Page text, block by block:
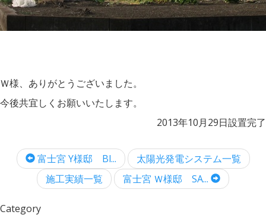
Ｗ様、ありがとうございました。
今後共宜しくお願いいたします。
2013年10月29日設置完了
富士宮 Y様邸 Bl...
太陽光発電システム一覧
施工実績一覧
富士宮 Ｗ様邸 SA...
Category